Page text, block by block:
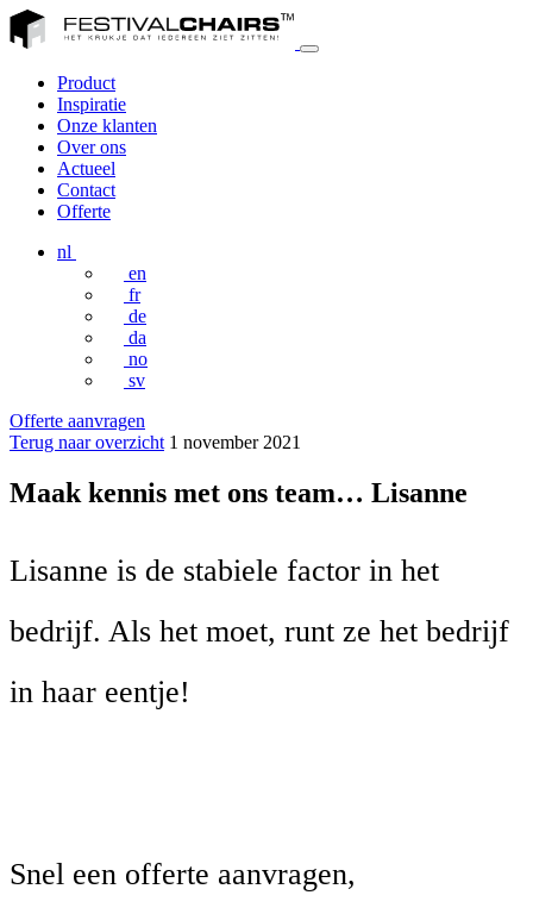
Product
Inspiratie
Onze klanten
Over ons
Actueel
Contact
Offerte
nl
en
fr
de
da
no
sv
Offerte aanvragen
Terug naar overzicht 1 november 2021
Maak kennis met ons team… Lisanne
Lisanne is de stabiele factor in het
bedrijf. Als het moet, runt ze het bedrijf
in haar eentje!
Snel een offerte aanvragen,